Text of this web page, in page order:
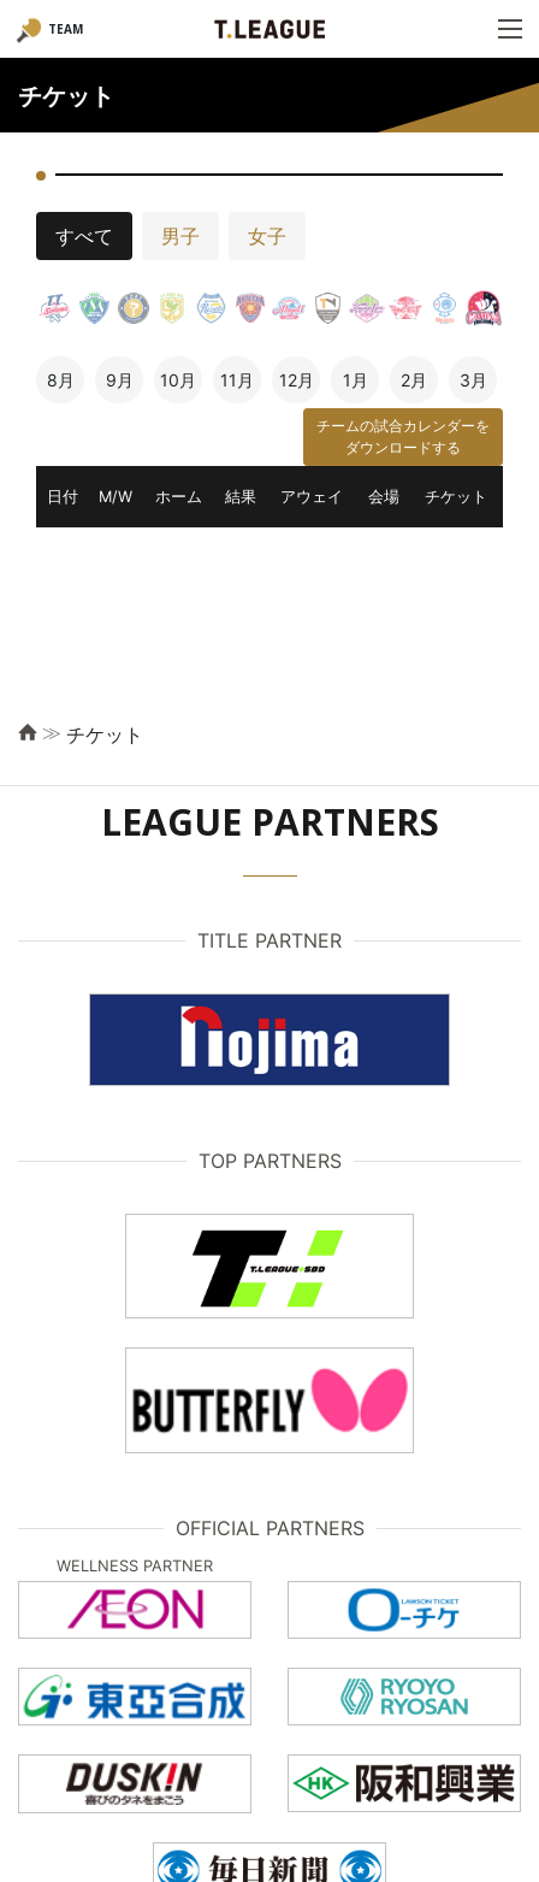
TEAM
チケット
すべて 男子 女子
8月 9月 10月 11月 12月 1月 2月 3月
チームの試合カレンダーを
ダウンロードする
日付 M/W ホーム 結果 アウェイ 会場 チケット
≫ チケット
LEAGUE PARTNERS
TITLE PARTNER
TOP PARTNERS
OFFICIAL PARTNERS
WELLNESS PARTNER